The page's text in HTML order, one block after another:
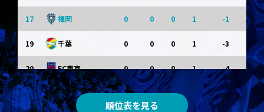
17 福岡 0 0 0 1 -1
19 千葉 0 0 0 1 -3
20 FC東京 0 0 0 1 -4
順位表を見る